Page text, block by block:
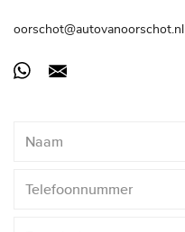
oorschot@autovanoorschot.nl